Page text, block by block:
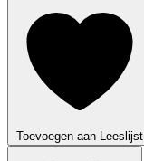
Toevoegen aan Leeslijst